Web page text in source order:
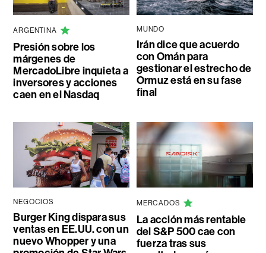
ARGENTINA
Presión sobre los
márgenes de
MercadoLibre inquieta a
inversores y acciones
caen en el Nasdaq
MUNDO
Irán dice que acuerdo
con Omán para
gestionar el estrecho de
Ormuz está en su fase
final
NEGOCIOS
Burger King dispara sus
ventas en EE.UU. con un
nuevo Whopper y una
MERCADOS
La acción más rentable
del S&P 500 cae con
fuerza tras sus